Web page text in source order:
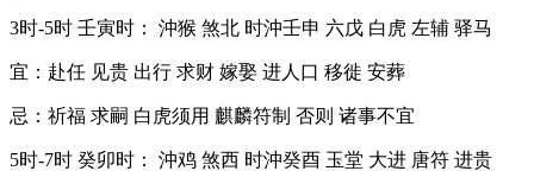
3时-5时 壬寅时： 沖猴 煞北 时沖壬申 六戊 白虎 左辅 驿马
宜：赴任 见贵 出行 求财 嫁娶 进人口 移徙 安葬
忌：祈福 求嗣 白虎须用 麒麟符制 否则 诸事不宜
5时-7时 癸卯时： 沖鸡 煞西 时沖癸酉 玉堂 大进 唐符 进贵